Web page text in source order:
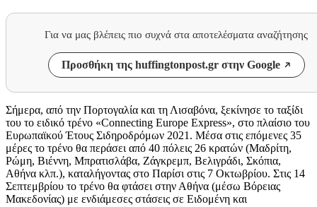
Για να μας βλέπεις πιο συχνά στα αποτελέσματα αναζήτησης
Προσθήκη της huffingtonpost.gr στην Google
Σήμερα, από την Πορτογαλία και τη Λισαβόνα, ξεκίνησε το ταξίδι
του το ειδικό τρένο «Connecting Europe Express», στο πλαίσιο του
Ευρωπαϊκού Έτους Σιδηροδρόμων 2021. Μέσα στις επόμενες 35
μέρες το τρένο θα περάσει από 40 πόλεις 26 κρατών (Μαδρίτη,
Ρώμη, Βιέννη, Μπρατισλάβα, Ζάγκρεμπ, Βελιγράδι, Σκόπια,
Αθήνα κλπ.), καταλήγοντας στο Παρίσι στις 7 Οκτωβρίου. Στις 14
Σεπτεμβρίου το τρένο θα φτάσει στην Αθήνα (μέσω Βόρειας
Μακεδονίας) με ενδιάμεσες στάσεις σε Ειδομένη και